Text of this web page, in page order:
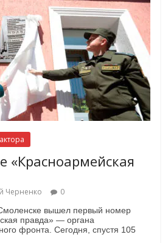
«Красноармейская
Черненко 0
вышел первый номер
правда» — органа
фронта. Сегодня, спустя 105